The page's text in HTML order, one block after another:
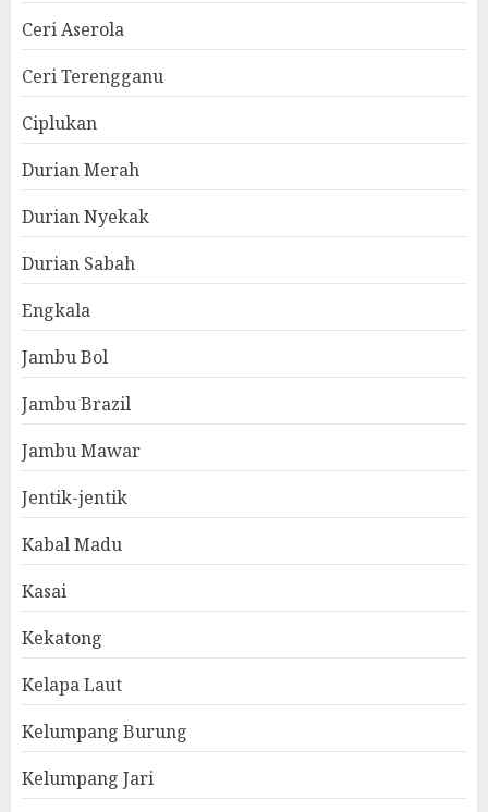
Ceri Aserola
Ceri Terengganu
Ciplukan
Durian Merah
Durian Nyekak
Durian Sabah
Engkala
Jambu Bol
Jambu Brazil
Jambu Mawar
Jentik-jentik
Kabal Madu
Kasai
Kekatong
Kelapa Laut
Kelumpang Burung
Kelumpang Jari